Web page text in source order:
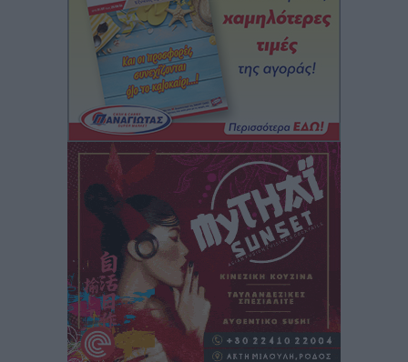
πριν 1 ώρα
Νέα αεροσκάφη, drones, δασοκομάντος: Τι έχει
αλλάξει στην Πολιτική Προστασί
πριν 1 ώρα
Άδωνις Γεωργιάδης στον RV: “Στο υπουργείο
εξετάζουμε την θεσμοθέτηση τρίτης κατηγορίας
κινήτρων, ειδικά για τα νοσοκομεία στα νησιά”
Τοπικές Ειδήσεις • πριν 1 ώρα
Θετικό κλίμα και κοινό όραμα για την ανάδειξη της
ιστορίας της Ρόδου στο Αεροδρόμιο «Διαγόρας»
Τοπικές Ειδήσεις πριν 2 ώρες